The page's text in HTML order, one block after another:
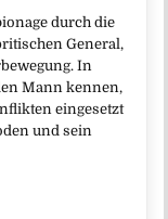
durch die
General,
In
Mann kennen,
eingesetzt
und sein